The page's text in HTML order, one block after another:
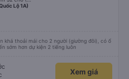
hàng, chỉ tại văn phòng đại diện không
xuất bến và đến nơi đúng địa điểm đã
Nhiệt tình, mình đánh giá 4,5 sao cho cả
sẽ ngày phát triển để mang lại trải
Lộ 1A)
khá thoải mái cho 2 người (giường đôi), có ổ
sớm hơn dự kiện 2 tiếng luôn
Xem giá